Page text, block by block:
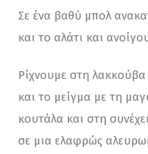
Σε ένα βαθύ μπολ
και το αλάτι και
Ρίχνουμε στη
και το μείγμα με τη
κουτάλα και στη
σε μια ελαφρώς